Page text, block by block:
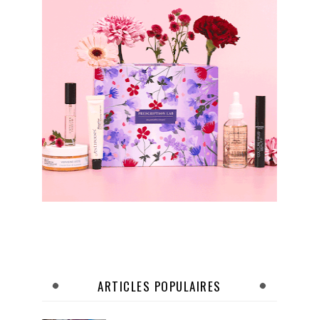
ARTICLES POPULAIRES